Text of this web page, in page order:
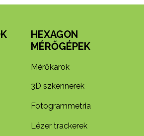
HEXAGON
MÉRŐGÉPEK
Mérőkarok
3D szkennerek
Fotogrammetria
Lézer trackerek